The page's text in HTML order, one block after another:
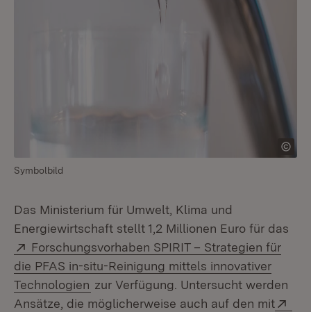
Symbolbild
Das Ministerium für Umwelt, Klima und
Energiewirtschaft stellt 1,2 Millionen Euro für das
Extern:
Forschungsvorhaben SPIRIT – Strategien für
die PFAS in-situ-Reinigung mittels innovativer
Technologien (Öffnet in neuem Fenster)
zur Verfügung. Untersucht werden
Ansätze, die möglicherweise auch auf den mit